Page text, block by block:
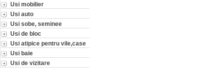
Usi mobilier
Usi auto
Usi sobe, seminee
Usi de bloc
Usi atipice pentru vile,case
Usi baie
Usi de vizitare